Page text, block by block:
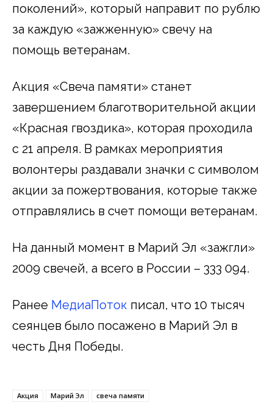
поколений», который направит по рублю
за каждую «зажженную» свечу на
помощь ветеранам.
Акция «Свеча памяти» станет
завершением благотворительной акции
«Красная гвоздика», которая проходила
с 21 апреля. В рамках мероприятия
волонтеры раздавали значки с символом
акции за пожертвования, которые также
отправлялись в счет помощи ветеранам.
На данный момент в Марий Эл «зажгли»
2009 свечей, а всего в России – 333 094.
Ранее МедиаПоток писал, что 10 тысяч
сеянцев было посажено в Марий Эл в
честь Дня Победы.
Акция Марий Эл свеча памяти